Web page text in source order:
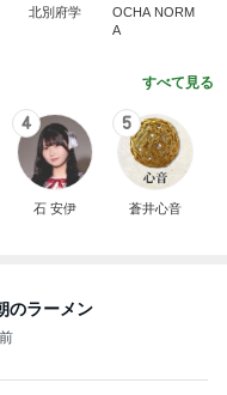
北別府学
OCHA NORM
A
すべて見る
4
石 安伊
5
蒼井心音
のラーメン